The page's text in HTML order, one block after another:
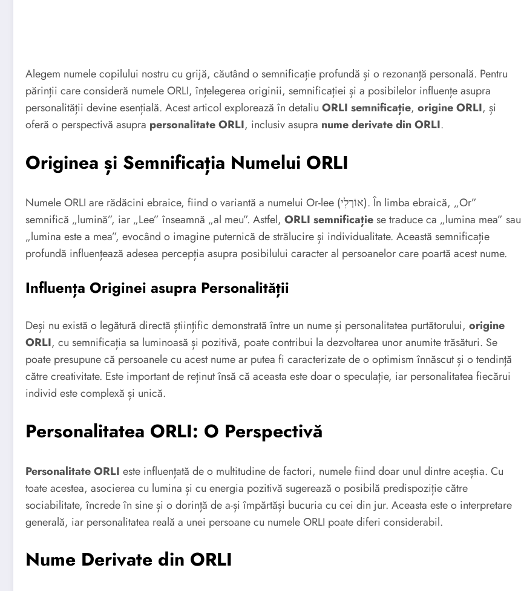
Alegem numele copilului nostru cu grijă, căutând o semnificație profundă și o rezonanță personală. Pentru
părinții care consideră numele ORLI, înțelegerea originii, semnificației și a posibilelor influențe asupra
personalității devine esențială. Acest articol explorează în detaliu ORLI semnificație, origine ORLI, și
oferă o perspectivă asupra personalitate ORLI, inclusiv asupra nume derivate din ORLI.
Originea și Semnificația Numelui ORLI
Numele ORLI are rădăcini ebraice, fiind o variantă a numelui Or-lee (אוֹרְלִי). În limba ebraică, „Or”
semnifică „lumină”, iar „Lee” înseamnă „al meu”. Astfel, ORLI semnificațiese traduce ca „lumina mea” sau
„lumina este a mea”, evocând o imagine puternică de strălucire și individualitate. Această semnificație
profundă influențează adesea percepția asupra posibilului caracter al persoanelor care poartă acest nume.
Influența Originei asupra Personalității
Deși nu există o legătură directă științific demonstrată între un nume și personalitatea purtătorului, origine
ORLI, cu semnificația sa luminoasă și pozitivă, poate contribui la dezvoltarea unor anumite trăsături. Se
poate presupune că persoanele cu acest nume ar putea fi caracterizate de o optimism înnăscut și o tendință
către creativitate. Este important de reținut însă că aceasta este doar o speculație, iar personalitatea fiecărui
individ este complexă și unică.
Personalitatea ORLI: O Perspectivă
Personalitate ORLI este influențată de o multitudine de factori, numele fiind doar unul dintre aceștia. Cu
toate acestea, asocierea cu lumina și cu energia pozitivă sugerează o posibilă predispoziție către
sociabilitate, încrede în sine și o dorință de a-și împărtăși bucuria cu cei din jur. Aceasta este o interpretare
generală, iar personalitatea reală a unei persoane cu numele ORLI poate diferi considerabil.
Nume Derivate din ORLI